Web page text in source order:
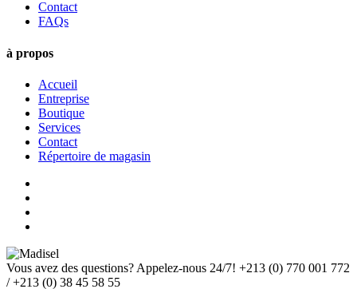
Contact
FAQs
à propos
Accueil
Entreprise
Boutique
Services
Contact
Répertoire de magasin
Vous avez des questions? Appelez-nous 24/7! +213 (0) 770 001 772
/ +213 (0) 38 45 58 55